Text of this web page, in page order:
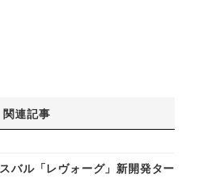
関連記事
スバル「レヴォーグ」新開発ター